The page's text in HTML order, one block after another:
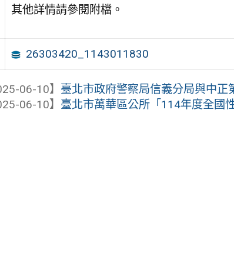
其他詳情請參閱附檔。
26303420_1143011830
06-10】 臺北市政府警察局信義分局與中正
06-10】 臺北市萬華區公所「114年度全國